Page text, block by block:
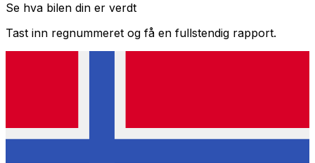
Se hva bilen din er verdt
Tast inn regnummeret og få en fullstendig rapport.